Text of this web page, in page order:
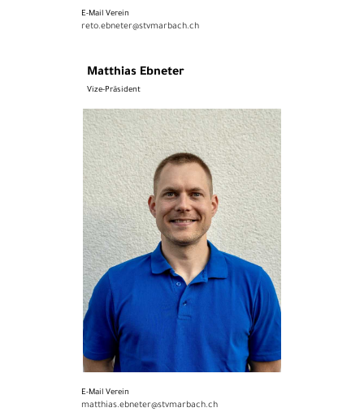
E-Mail Verein
reto.ebneter@stvmarbach.ch
Matthias Ebneter
Vize-Präsident
E-Mail Verein
matthias.ebneter@stvmarbach.ch